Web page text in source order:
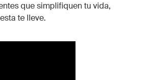
que simplifiquen tu vida,
te lleve.